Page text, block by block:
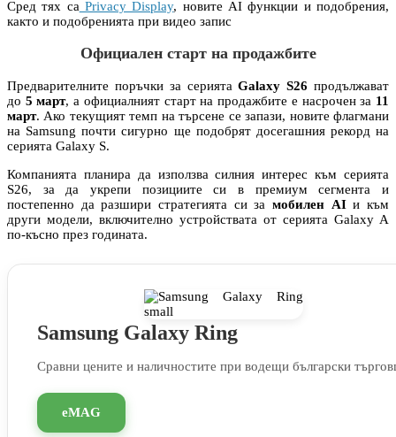
Сред тях са Privacy Display, новите AI функции и подобрения,
както и подобренията при видео запис
Официален старт на продажбите
Предварителните поръчки за сериятаGalaxy S26 продължават
до 5 март, а официалният старт на продажбите е насрочен за 11
март. Ако текущият темп на търсене се запази, новите флагмани
на Samsung почти сигурно ще подобрят досегашния рекорд на
серията Galaxy S.
Компанията планира да използва силния интерес към серията
S26, за да укрепи позициите си в премиум сегмента и
постепенно да разшири стратегията си за мобилен AIи към
други модели, включително устройствата от серията Galaxy A
по-късно през годината.
Samsung Galaxy Ring
Сравни цените и наличностите при водещи български
eMAG